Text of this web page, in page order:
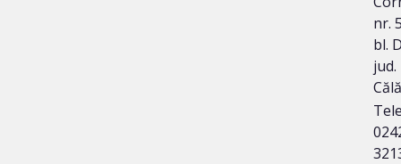
nr.
bl.
jud.